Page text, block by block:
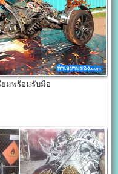
ยมพร้อมรับมือ